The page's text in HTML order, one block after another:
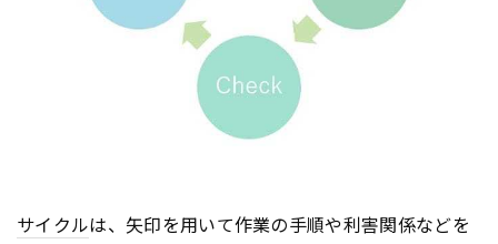
サイクルは、矢印を用いて作業の手順や利害関係などを